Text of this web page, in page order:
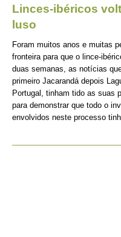
Linces-ibéricos
luso
Foram muitos anos e muitas
fronteira para que o lince-
duas semanas, as notícias
primeiro Jacarandá depois
Portugal, tinham tido as suas
para demonstrar que todo o
envolvidos neste processo